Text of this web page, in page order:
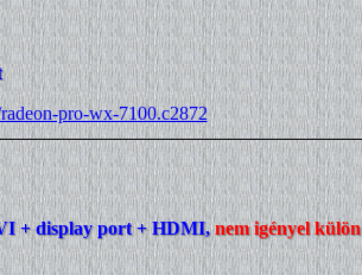
pro-wx-7100.c2872
+ display port + HDMI,nem igényel külön